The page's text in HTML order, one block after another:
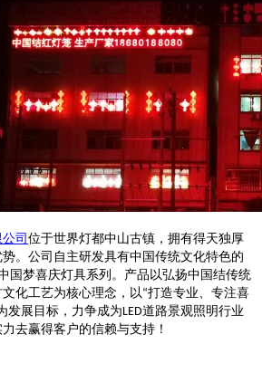
司 位于世界灯都中山古镇，拥有得天独厚
。公司自主研发具有中国传统文化特色的
国梦喜庆灯具系列。产品以弘扬中国结传统
化工艺为核心理念，以“打造专业、专注喜
发展目标，力争成为LED道路景观照明行业
去赢得客户的信赖与支持！